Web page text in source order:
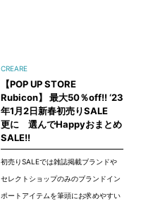
CREARE
【POP UP STORE
Rubicon】 最大50％off!! ‘23
年1月2日新春初売りSALE
更に 選んでHappyおまとめ
SALE!!
初売りSALEでは雑誌掲載ブランドや
セレクトショップのみのブランドイン
ポートアイテムを筆頭にお求めやすい